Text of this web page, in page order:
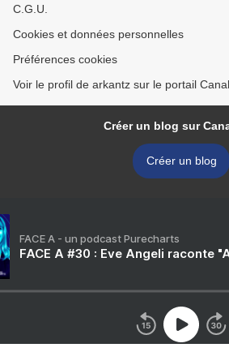
C.G.U.
Cookies et données personnelles
Préférences cookies
Voir le profil de arkantz sur le portail
Créer un blog sur
Créer un blog
FACE A - un podcast Purecharts
FACE A #30 : Eve Angeli raconte